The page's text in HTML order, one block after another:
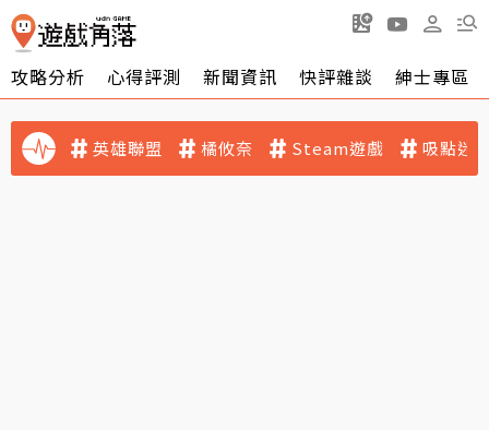
攻略分析 心得評測 新聞資訊 快評雜談 紳士專區
英雄聯盟 橘攸奈 Steam遊戲 吸點迷